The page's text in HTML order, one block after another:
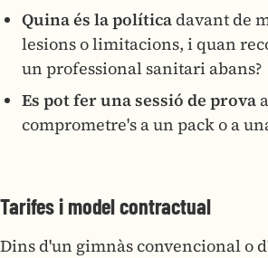
Quina és la políticadavant de
lesions o limitacions, i quan
un professional sanitari abans?
Es pot fer una sessió de prova
comprometre's a un pack o a
Tarifes i model contractual
Dins d'un gimnàs convencional o